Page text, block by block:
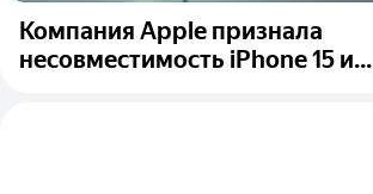
Компания Apple признала
несовместимость iPhone 15 и...